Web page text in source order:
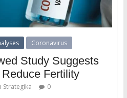
Coronavirus
Study Suggests
Fertility
Strategika 0